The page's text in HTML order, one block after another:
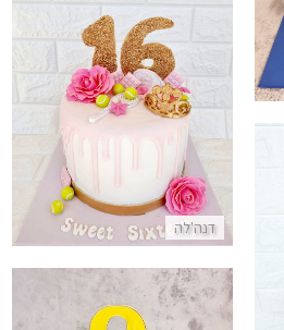
דנה'לה
דריפ קייק לגיל 16 SWEET SIXTEEN
התקשר/י